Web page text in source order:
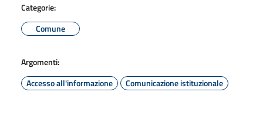
Categorie:
Comune
Argomenti:
Accesso all'informazione
Comunicazione istituzionale